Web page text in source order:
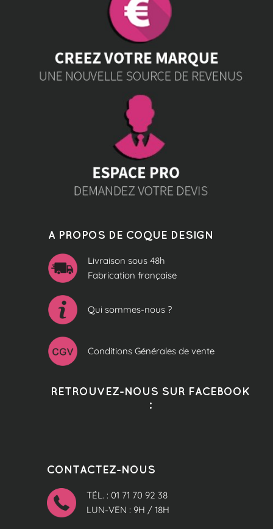
A PROPOS DE COQUE DESIGN
Livraison sous 48h
Fabrication française
Qui sommes-nous ?
Conditions Générales de vente
RETROUVEZ-NOUS SUR FACEBOOK
:
CONTACTEZ-NOUS
TÉL. : 01 71 70 92 38
LUN-VEN : 9H / 18H